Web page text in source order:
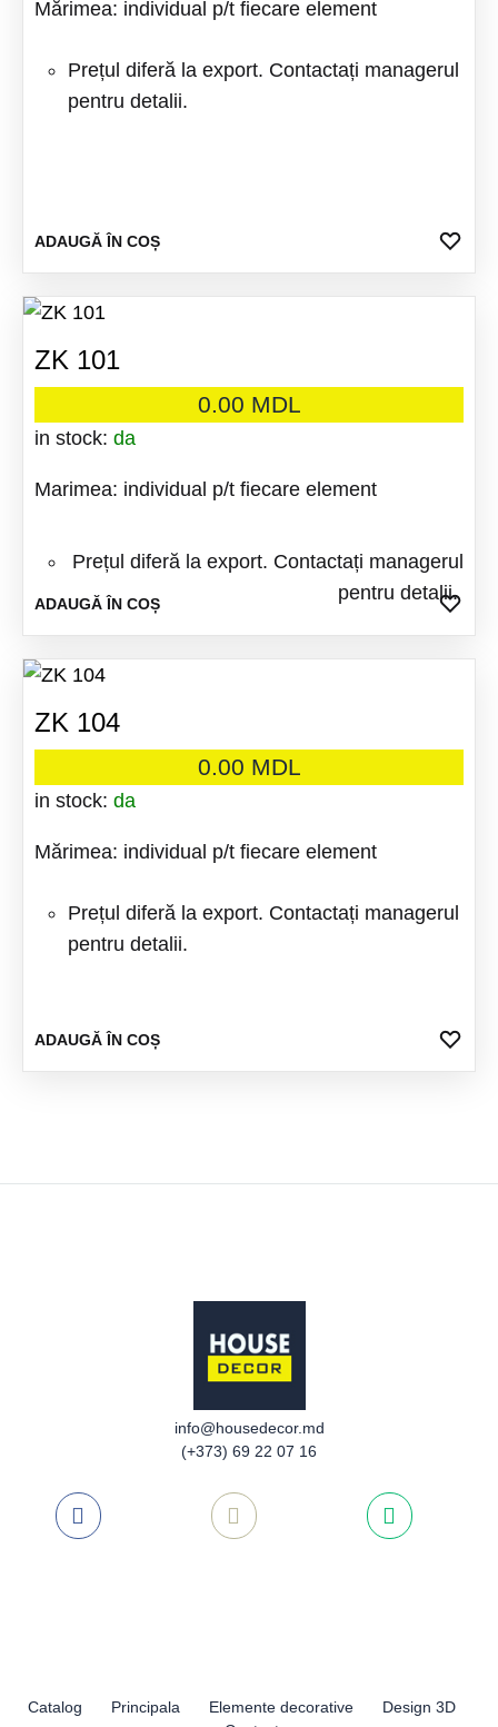
Mărimea: individual p/t fiecare element
Prețul diferă la export. Contactați managerul
pentru detalii.
ADAUGĂ ÎN COȘ
ZK 101
0.00 MDL
in stock: da
Marimea: individual p/t fiecare element
Prețul diferă la export. Contactați managerul
pentru detalii.
ADAUGĂ ÎN COȘ
ZK 104
0.00 MDL
in stock: da
Mărimea: individual p/t fiecare element
Prețul diferă la export. Contactați managerul
pentru detalii.
ADAUGĂ ÎN COȘ
info@housedecor.md
(+373) 69 22 07 16
Catalog Principala Elemente decorative
Design 3D